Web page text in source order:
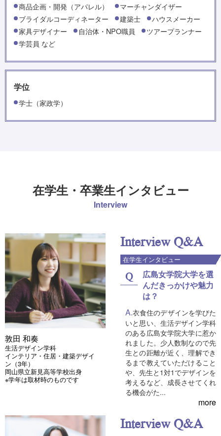
商品企画・開発（アパレル）
マーチャンダイザー
ブライダルコーディネーター
建築士
ハウスメーカー
家具デザイナー
自治体・NPO職員
ツアープランナー
学芸員 など
学位
学士（家政学）
在学生・卒業生インタビュー
Interview
敦田 和奏
生活デザイン学科
インテリア・住居・建築デザイ
ン（3年）
岡山県立新見高等学校出身
※学年は取材時のものです
Interview Q&A
在学生インタビュー
広島女学院大学を選
んだきっかけや魅力
は？
衣食住のデザインを学びた
いと思い、生活デザイン学科
のある広島女学院大学に惹か
れました。少人数制なので先
生との距離が近く、理解でき
るまで教えていただけること
や、先生と1対1でデザインを
考えるなど、成長させてくれ
る機会がた...
more
Interview Q&A